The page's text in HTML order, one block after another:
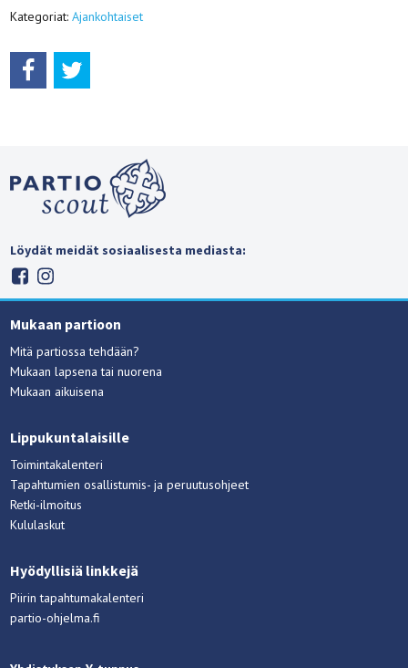
Kategoriat:Ajankohtaiset
Löydät meidät sosiaalisesta mediasta:
Mukaan partioon
Mitä partiossa tehdään?
Mukaan lapsena tai nuorena
Mukaan aikuisena
Lippukuntalaisille
Toimintakalenteri
Tapahtumien osallistumis- ja peruutusohjeet
Retki-ilmoitus
Kululaskut
Hyödyllisiä linkkejä
Piirin tapahtumakalenteri
partio-ohjelma.fi